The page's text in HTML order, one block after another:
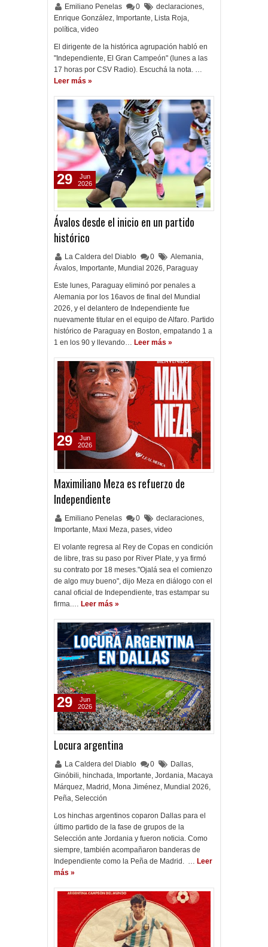
Emiliano Penelas 0 declaraciones,
Enrique González, Importante, Lista Roja,
política, video
El dirigente de la histórica agrupación habló en
"Independiente, El Gran Campeón" (lunes a las
17 horas por CSV Radio). Escuchá la nota. …
Leer más »
Ávalos desde el inicio en un partido
histórico
La Caldera del Diablo 0 Alemania,
Ávalos, Importante, Mundial 2026, Paraguay
Este lunes, Paraguay eliminó por penales a
Alemania por los 16avos de final del Mundial
2026, y el delantero de Independiente fue
nuevamente titular en el equipo de Alfaro. Partido
histórico de Paraguay en Boston, empatando 1 a
1 en los 90 y llevando… Leer más »
29
Jun
2026
Maximiliano Meza es refuerzo de
Independiente
Emiliano Penelas 0 declaraciones,
Importante, Maxi Meza, pases, video
El volante regresa al Rey de Copas en condición
de libre, tras su paso por River Plate, y ya firmó
su contrato por 18 meses."Ojalá sea el comienzo
de algo muy bueno", dijo Meza en diálogo con el
canal oficial de Independiente, tras estampar su
firma.… Leer más »
29
Jun
2026
Locura argentina
La Caldera del Diablo 0 Dallas,
Ginóbili, hinchada, Importante, Jordania, Macaya
Márquez, Madrid , Mona Jiménez, Mundial 2026,
Peña, Selección
Los hinchas argentinos coparon Dallas para el
último partido de la fase de grupos de la
Selección ante Jordania y fueron noticia. Como
siempre, también acompañaron banderas de
Independiente como la Peña de Madrid. … Leer
más »
29
Jun
2026